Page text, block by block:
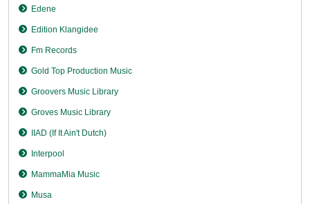
Edene
Edition Klangidee
Fm Records
Gold Top Production Music
Groovers Music Library
Groves Music Library
IIAD (If It Ain't Dutch)
Interpool
MammaMia Music
Musa